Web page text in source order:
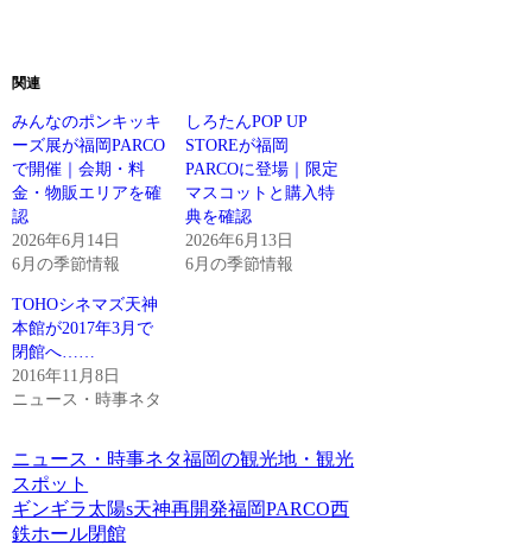
関連
みんなのポンキッキ
ーズ展が福岡PARCO
で開催｜会期・料
金・物販エリアを確
認
2026年6月14日
6月の季節情報
しろたんPOP UP
STOREが福岡
PARCOに登場｜限定
マスコットと購入特
典を確認
2026年6月13日
6月の季節情報
TOHOシネマズ天神
本館が2017年3月で
閉館へ……
2016年11月8日
ニュース・時事ネタ
ニュース・時事ネタ福岡の観光地・観光
スポット
ギンギラ太陽s天神再開発福岡PARCO西
鉄ホール閉館